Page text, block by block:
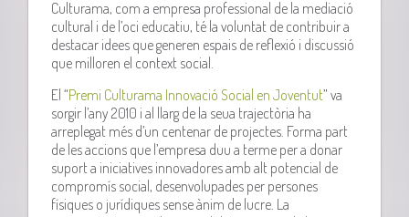
Culturama, com a empresa professional de la mediació
cultural i de l’oci educatiu, té la voluntat de contribuir a
destacar idees que generen espais de reflexió i discussió
que milloren el context social.
El “Premi Culturama Innovació Social en Joventut” va
sorgir l’any 2010 i al llarg de la seua trajectòria ha
arreplegat més d’un centenar de projectes. Forma part
de les accions que l’empresa duu a terme per a donar
suport a iniciatives innovadores amb alt potencial de
compromís social, desenvolupades per persones
físiques o jurídiques sense ànim de lucre. La